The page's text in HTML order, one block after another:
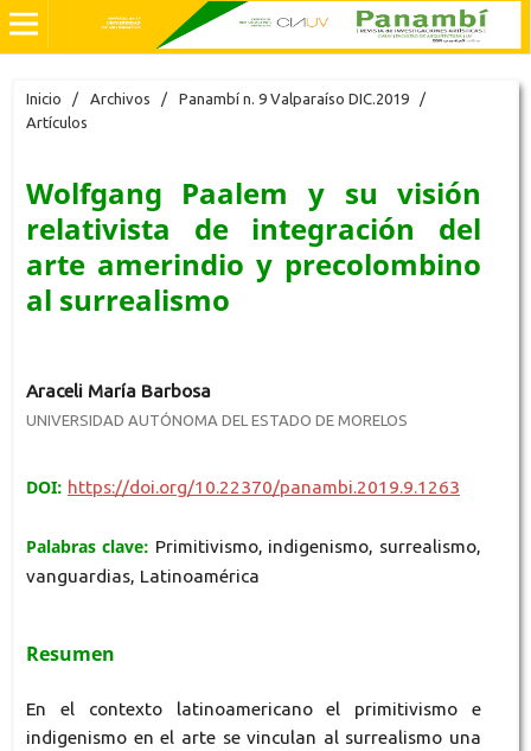
Inicio / Archivos / Panambí n. 9 Valparaíso DIC.2019
/
Artículos
Wolfgang Paalem y su visión
relativista de integración del
arte amerindio y precolombino
al surrealismo
Araceli María Barbosa
UNIVERSIDAD AUTÓNOMA DEL ESTADO DE MORELOS
DOI: https://doi.org/10.22370/panambi.2019.9.1263
Palabras clave: Primitivismo, indigenismo, surrealismo,
vanguardias, Latinoamérica
Resumen
En el contexto latinoamericano el primitivismo e
indigenismo en el arte se vinculan al surrealismo una